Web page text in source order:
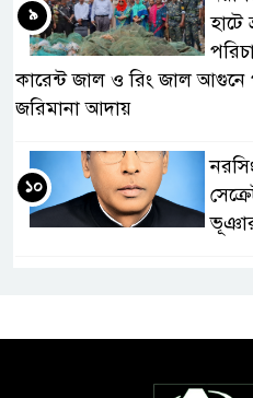
হাটে
কারেন্ট জাল ও রিং জাল
জরিমানা আদায়
৯
ভূঞার
১০